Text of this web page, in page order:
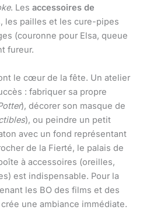
. Les accessoires de
les pailles et les cure-pipes
(couronne pour Elsa, queue
fureur.
le cœur de la fête. Un atelier
: fabriquer sa propre
), décorer son masque de
), ou peindre un petit
avec un fond représentant
de la Fierté, le palais de
à accessoires (oreilles,
est indispensable. Pour la
les BO des films et des
une ambiance immédiate.